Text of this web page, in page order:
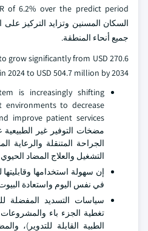
السكان المسنين وتزايد التركيز على
جميع أنحاء المنطقة.
grow significantly from USD 270.6
2024 to USD 504.7 million by 2034.
is increasingly shifting
to decrease
مضخات التوفير غير
الجراحة المتنقلة والرعاية
التشغيل والعلاج المضاد
إن سهولة استخدامها
في نفس اليوم واستعادة
سياسات التسديد المفضلة
تغطية الجزء باء
الطبية القابلة للتدوير)،